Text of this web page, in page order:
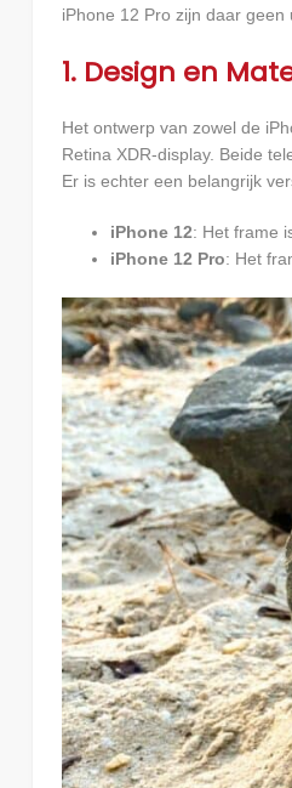
iPhone 12 Pro zijn daar
1. Design en
Het ontwerp van zowel de
Retina XDR-display. Beide
Er is echter een belangrijk
iPhone 12: Het frame
iPhone 12 Pro: Het